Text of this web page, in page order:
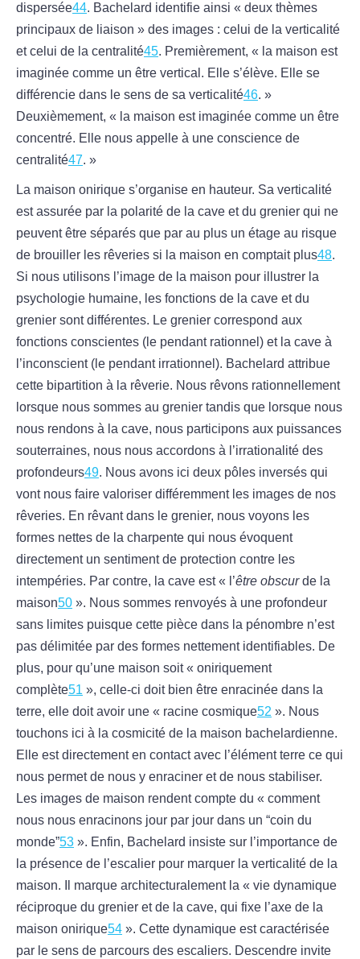
dispersée44. Bachelard identifie ainsi « deux thèmes
principaux de liaison » des images : celui de la verticalité
et celui de la centralité45. Premièrement, « la maison est
imaginée comme un être vertical. Elle s’élève. Elle se
différencie dans le sens de sa verticalité46. »
Deuxièmement, « la maison est imaginée comme un être
concentré. Elle nous appelle à une conscience de
centralité47. »
La maison onirique s’organise en hauteur. Sa verticalité
est assurée par la polarité de la cave et du grenier qui ne
peuvent être séparés que par au plus un étage au risque
de brouiller les rêveries si la maison en comptait plus48.
Si nous utilisons l’image de la maison pour illustrer la
psychologie humaine, les fonctions de la cave et du
grenier sont différentes. Le grenier correspond aux
fonctions conscientes (le pendant rationnel) et la cave à
l’inconscient (le pendant irrationnel). Bachelard attribue
cette bipartition à la rêverie. Nous rêvons rationnellement
lorsque nous sommes au grenier tandis que lorsque nous
nous rendons à la cave, nous participons aux puissances
souterraines, nous nous accordons à l’irrationalité des
profondeurs49. Nous avons ici deux pôles inversés qui
vont nous faire valoriser différemment les images de nos
rêveries. En rêvant dans le grenier, nous voyons les
formes nettes de la charpente qui nous évoquent
directement un sentiment de protection contre les
intempéries. Par contre, la cave est « l’être obscurde la
maison50 ». Nous sommes renvoyés à une profondeur
sans limites puisque cette pièce dans la pénombre n’est
pas délimitée par des formes nettement identifiables. De
plus, pour qu’une maison soit « oniriquement
complète51 », celle-ci doit bien être enracinée dans la
terre, elle doit avoir une « racine cosmique52 ». Nous
touchons ici à la cosmicité de la maison bachelardienne.
Elle est directement en contact avec l’élément terre ce qui
nous permet de nous y enraciner et de nous stabiliser.
Les images de maison rendent compte du « comment
nous nous enracinons jour par jour dans un “coin du
monde”53 ». Enfin, Bachelard insiste sur l’importance de
la présence de l’escalier pour marquer la verticalité de la
maison. Il marque architecturalement la « vie dynamique
réciproque du grenier et de la cave, qui fixe l’axe de la
maison onirique54 ». Cette dynamique est caractérisée
par le sens de parcours des escaliers. Descendre invite